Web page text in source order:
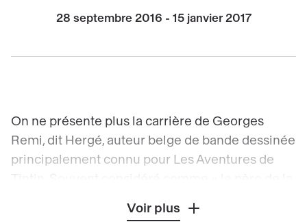
28 septembre 2016 - 15 janvier 2017
On ne présente plus la carrière de Georges
Remi, dit Hergé, auteur belge de bande dessinée
principalement connu pour Les Aventures de
premiers auteurs francophones à reprendre le
Voir plus